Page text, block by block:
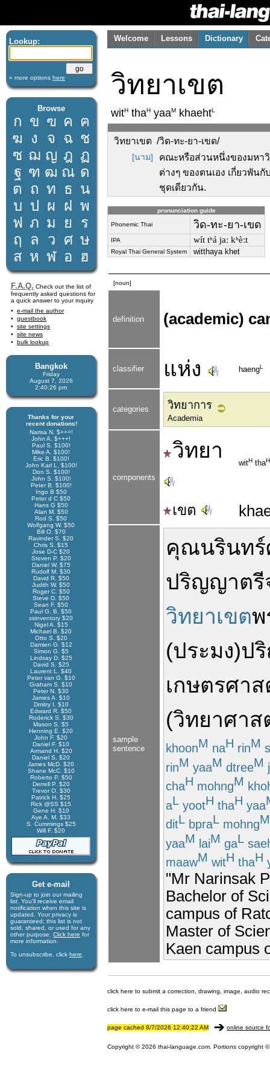
Lookup:
» more options here
Browse
ก ข ฃ ค ฅ
ฆ ง จ ฉ ช
ซ ฌ ญ ฎ ฏ
ฐ ฑ ฒ ณ ด
ต ถ ท ธ น
บ ป ผ ฝ พ
ฟ ภ ม ย
ร
ฤ
ล ว ศ ษ
ส ห ฬ อ ฮ
F.A.Q. Check out the list of
frequently asked questions for
a quick answer to your inquiry
e-mail the author
guestbook
site settings
site news
bulk lookup
Bangkok
Friday
August 7, 2026
2:40:26 pm
Thanks for your
recent donations!
Narisa N. $+++!
John A. $+++!
Paul S. $100!
Mike A. $100!
Eric B. $100!
John Karl L. $100!
Don S. $100!
John S. $100!
Peter B. $100!
Ingo B $50
Peter d C $50
Hans G $50
Alan M. $50
Rod S. $50
Wolfgang W. $50
Bill O. $70
Ravinder S. $20
Chris S. $15
Jose D-C $20
Steven P. $20
Daniel W. $75
Rudolf M. $30
David R. $50
Judith W. $50
Roger C. $50
Steve D. $50
Sean F. $50
Paul G. B. $50
xsinventory $20
Nigel A. $15
Michael B. $20
Otto S. $20
Damien G. $12
Simon G. $5
Lindsay D. $25
David S. $25
Laurent L. $40
Peter van G. $10
Graham S. $10
Peter N. $30
James A. $10
Dmitry I. $10
Edward R. $50
Roderick S. $30
Mason S. $5
Henning E. $20
John F. $20
Daniel F. $10
Armand H. $20
Daniel S. $20
James McD. $20
Shane McC. $10
Roberto P. $50
Derrell P. $20
Trevor O. $30
Patrick H. $25
Rick @SS $15
Gene H. $10
Aye A. M. $33
S. Cummings $25
Will F. $20
Get e-mail
Sign-up to join our mail­ing
list. You'll receive e­mail
notification when this site is
updated. Your privacy is
guaran­teed; this list is not
sold, shared, or used for any
other purpose. Click here for
more infor­mation.
To unsubscribe, click here
Welcome Lessons Dictionary
วิทยาเขต
witH thaH yaaM khaehtL
วิทยาเขต /วิด-ทะ-ยา-เขด/
[นาม]
คณะหรือส่วนหนึ่งของมหา
ต่างๆ ของตนเอง เกี่ยวพัน
ชุดเดียวกัน.
pronunciation guide
Phonemic Thai วิด-ทะ-ยา-เขด
IPA wít tʰá jaː kʰèːt
Royal Thai General System witthaya khet
[noun]
definition (academic)
classifier แห่ง haengL
categories วิทยาการ
Academia
components
วิทยา
witH thaH
เขต
sample
sentence
คุณนรินท
ปริญญาตรี
วิทยาเขตพ
(ประมง)ป
เกษตรศา
(วิทยาศาส
khoonM naH rinM
rinM yaaM dtreeM
chaH mohngM
aL yootH thaH yaa
ditL bpraL mohngM
yaaM laiM gaL
maawM witH thaH
"Mr Narinsak
Bachelor of
campus of
Master of
Kaen campus
click here to submit a correction, drawing, image, audio
click here to e-mail this page to a friend
page cached 8/7/2026 12:40:22 AM online source
Copyright © 2026 thai-language.com. Portions copyright